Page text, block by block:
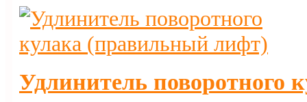
Удлинитель поворотного